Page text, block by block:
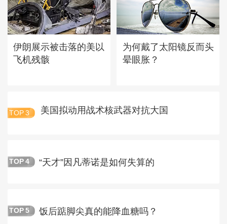
伊朗展示被击落的美以
飞机残骸
为何戴了太阳镜反而头
晕眼胀？
TOP 3 美国拟动用战术核武器对抗大国
TOP 4 “天才”因凡蒂诺是如何失算的
TOP 5 饭后踮脚尖真的能降血糖吗？